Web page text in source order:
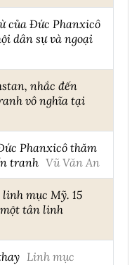
của Đức Phanxicô
dân sự và ngoại
nhắc đến
vô nghĩa tại
Phanxicô thăm
tranh Vũ Văn An
mục Mỹ. 15
tân linh
Linh mục